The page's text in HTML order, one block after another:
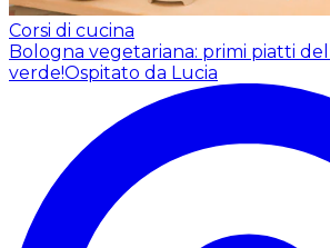
Corsi di cucina
Bologna vegetariana: primi piatti
verde!Ospitato da Lucia